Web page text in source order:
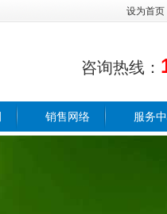
设为首页
咨询热线：
销售网络 服务